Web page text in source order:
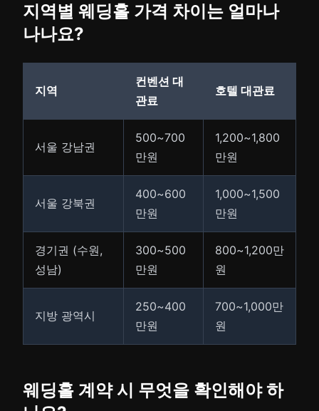
지역별 웨딩홀 가격 차이는 얼마나
나나요?
지역
컨벤션 대
관료
호텔 대관료
서울 강남권
500~700
만원
1,200~1,800
만원
서울 강북권
400~600
만원
1,000~1,500
만원
경기권 (수원,
성남)
300~500
만원
800~1,200만
원
지방 광역시
250~400
만원
700~1,000만
원
웨딩홀 계약 시 무엇을 확인해야 하